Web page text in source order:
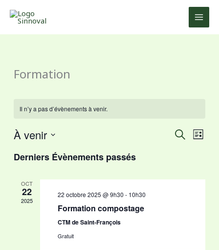
Formation
Il n’y a pas d’évènements à venir.
Recherche
vues
RECHERCHE
LISTE
À venir
une
Derniers Évènements passés
OCT
22
2025
22 octobre 2025 @ 9h30 - 10h30
Formation compostage
CTM de Saint-François
Gratuit